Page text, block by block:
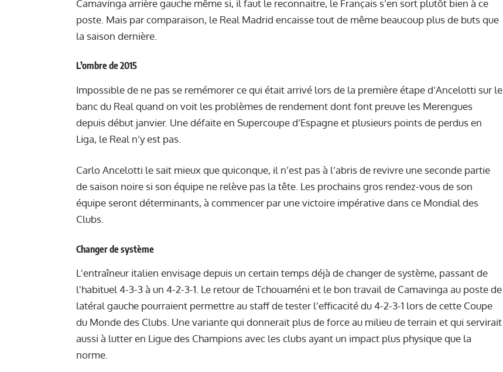
Camavinga arrière gauche même si, il faut le reconnaitre, le Français s’en sort plutôt bien à ce
poste. Mais par comparaison, le Real Madrid encaisse tout de même beaucoup plus de buts que
la saison dernière.
L’ombre de 2015
Impossible de ne pas se remémorer ce qui était arrivé lors de la première étape d’Ancelotti sur le
banc du Real quand on voit les problèmes de rendement dont font preuve les Merengues
depuis début janvier. Une défaite en Supercoupe d’Espagne et plusieurs points de perdus en
Liga, le Real n’y est pas.
Carlo Ancelotti le sait mieux que quiconque, il n’est pas à l’abris de revivre une seconde partie
de saison noire si son équipe ne relève pas la tête. Les prochains gros rendez-vous de son
équipe seront déterminants, à commencer par une victoire impérative dans ce Mondial des
Clubs.
Changer de système
L'entraîneur italien envisage depuis un certain temps déjà de changer de système, passant de
l'habituel 4-3-3 à un 4-2-3-1. Le retour de Tchouaméni et le bon travail de Camavinga au poste de
latéral gauche pourraient permettre au staff de tester l'efficacité du 4-2-3-1 lors de cette Coupe
du Monde des Clubs. Une variante qui donnerait plus de force au milieu de terrain et qui servirait
aussi à lutter en Ligue des Champions avec les clubs ayant un impact plus physique que la
norme.